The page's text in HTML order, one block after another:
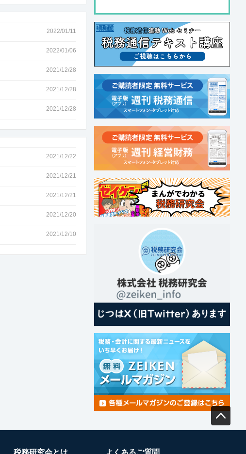
2022/01/11
2022/01/06
2021/12/28
2021/12/28
2021/12/28
2021/12/22
2021/12/21
2021/12/21
2021/12/20
2021/12/10
税務研究会とは よくあるご質問